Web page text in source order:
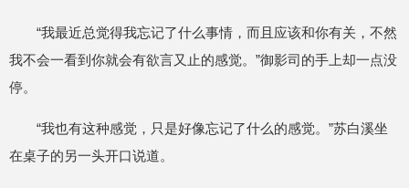
“我最近总觉得我忘记了什么事情，而且应该和你有关，不然
我不会一看到你就会有欲言又止的感觉。”御影司的手上却一点没
停。
“我也有这种感觉，只是好像忘记了什么的感觉。”苏白溪坐
在桌子的另一头开口说道。